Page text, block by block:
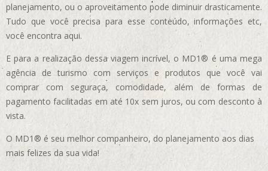
planejamento, ou o aproveitamento pode diminuir drasticamente.
Tudo que você precisa para esse conteúdo, informações etc,
você encontra aqui.
E para a realização dessa viagem incrível, o MD1® é uma mega
agência de turismo com serviços e produtos que você vai
comprar com seguraça, comodidade, além de formas de
pagamento facilitadas em até 10x sem juros, ou com desconto à
vista.
O MD1® é seu melhor companheiro, do planejamento aos dias
mais felizes da sua vida!